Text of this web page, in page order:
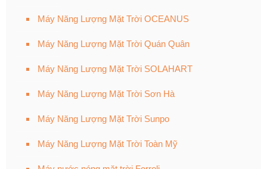
Máy Năng Lượng Mặt Trời OCEANUS
Máy Năng Lượng Mặt Trời Quán Quân
Máy Năng Lượng Mặt Trời SOLAHART
Máy Năng Lượng Mặt Trời Sơn Hà
Máy Năng Lượng Mặt Trời Sunpo
Máy Năng Lượng Mặt Trời Toàn Mỹ